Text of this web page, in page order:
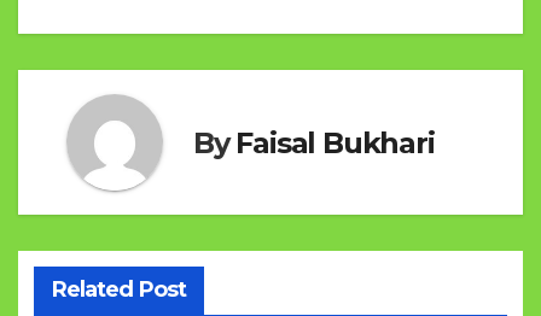
ByFaisal Bukhari
Related Post